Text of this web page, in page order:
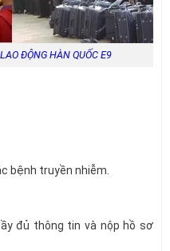
ĐỘNG HÀN QUỐC E9
bệnh truyền nhiễm.
đủ thông tin và nộp hồ sơ